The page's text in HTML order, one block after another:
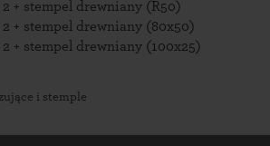
+ stempel drewniany (R50)
+ stempel drewniany (80x50)
+ stempel drewniany (100x25)
i stemple